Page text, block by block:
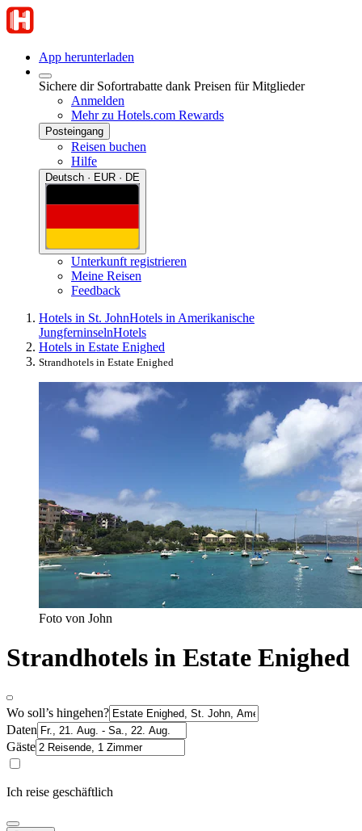
App herunterladen
Sichere dir Sofortrabatte dank Preisen für Mitglieder
Anmelden
Mehr zu Hotels.com Rewards
Posteingang
Reisen buchen
Hilfe
Deutsch · EUR · DE
Unterkunft registrieren
Meine Reisen
Feedback
Hotels in St. JohnHotels in Amerikanische
JungferninselnHotels
Hotels in Estate Enighed
Strandhotels in Estate Enighed
Foto von John
Strandhotels in Estate Enighed
Wo soll’s hingehen?
Daten
Gäste
Ich reise geschäftlich